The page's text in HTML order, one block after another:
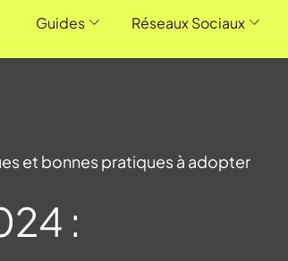
Guides Réseaux Sociaux
et bonnes pratiques à adopter
: